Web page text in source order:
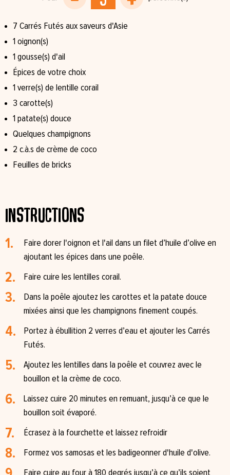
7 Carrés Futés aux saveurs d'Asie⁠
1 oignon⁠(s)
1 gousse(s) d'ail⁠
Épices de votre choix⁠
1 verre(s) de lentille corail⁠
3 carotte(s)⁠
1 patate(s) douce⁠
Quelques champignons⁠
2 c.à.s de crème de coco⁠
Feuilles de bricks ⁠
Instructions
Faire dorer l'oignon et l'ail dans un filet d’huile d’olive en
ajoutant les épices dans une poêle.⁠
Faire cuire les lentilles corail.⁠
Dans la poêle ajoutez les carottes et la patate douce
mixées ainsi que les champignons finement coupés.⁠
Portez à ébullition 2 verres d’eau et ajouter les Carrés
Futés.⁠
Ajoutez les lentilles dans la poêle et couvrez avec le
bouillon et la crème de coco.⁠
Laissez cuire 20 minutes en remuant, jusqu’à ce que le
bouillon soit évaporé.⁠
Écrasez à la fourchette et laissez refroidir ⁠
Formez vos samosas et les badigeonner d'huile d'olive. ⁠
Faire cuire au four à 180 degrés jusqu’à ce qu’ils soient